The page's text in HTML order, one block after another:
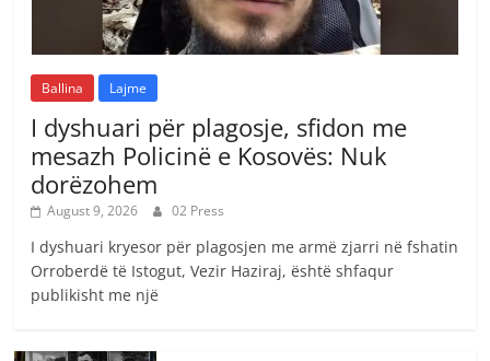
Ballina Lajme
I dyshuari për plagosje, sfidon me
mesazh Policinë e Kosovës: Nuk
dorëzohem
August 9, 2026 02 Press
I dyshuari kryesor për plagosjen me armë zjarri në fshatin
Orroberdë të Istogut, Vezir Haziraj, është shfaqur
publikisht me një